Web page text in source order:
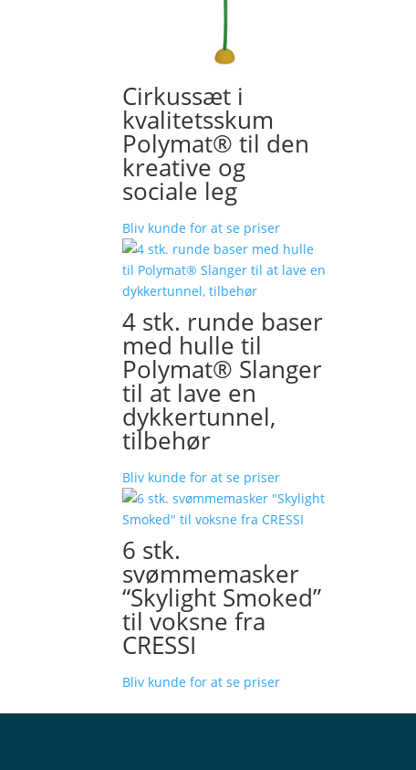
Cirkussæt i
kvalitetsskum
Polymat® til den
kreative og
sociale leg
Bliv kunde for at se priser
4 stk. runde baser
med hulle til
Polymat® Slanger
til at lave en
dykkertunnel,
tilbehør
Bliv kunde for at se priser
6 stk.
svømmemasker
“Skylight Smoked”
til voksne fra
CRESSI
Bliv kunde for at se priser